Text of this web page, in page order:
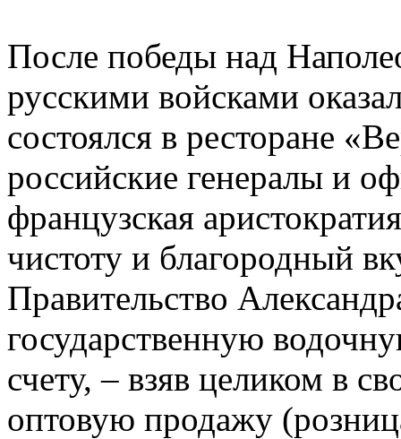
После победы над
русскими войсками
состоялся в ресторане
российские генералы и
французская
чистоту и благородный
Правительство
государственную
счету, – взяв целиком в
оптовую продажу